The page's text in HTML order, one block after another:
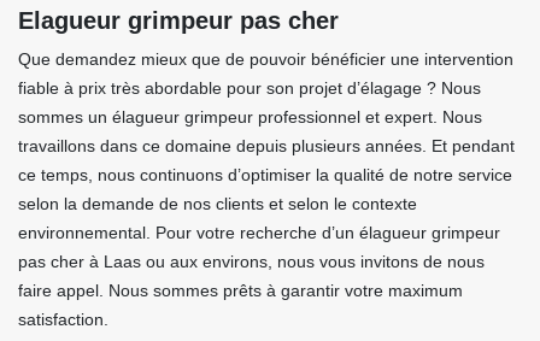
Elagueur grimpeur pas cher
Que demandez mieux que de pouvoir bénéficier une intervention
fiable à prix très abordable pour son projet d’élagage ? Nous
sommes un élagueur grimpeur professionnel et expert. Nous
travaillons dans ce domaine depuis plusieurs années. Et pendant
ce temps, nous continuons d’optimiser la qualité de notre service
selon la demande de nos clients et selon le contexte
environnemental. Pour votre recherche d’un élagueur grimpeur
pas cher à Laas ou aux environs, nous vous invitons de nous
faire appel. Nous sommes prêts à garantir votre maximum
satisfaction.